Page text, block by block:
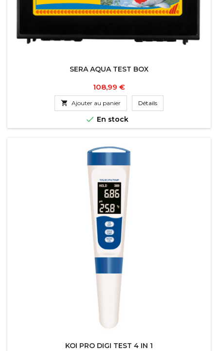
SERA AQUA TEST BOX
Prix
108,99 €
 Ajouter au panier Détails
 En stock
KOI PRO DIGI TEST 4 IN 1